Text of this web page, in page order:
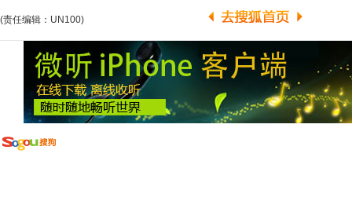
(责任编辑：UN100)